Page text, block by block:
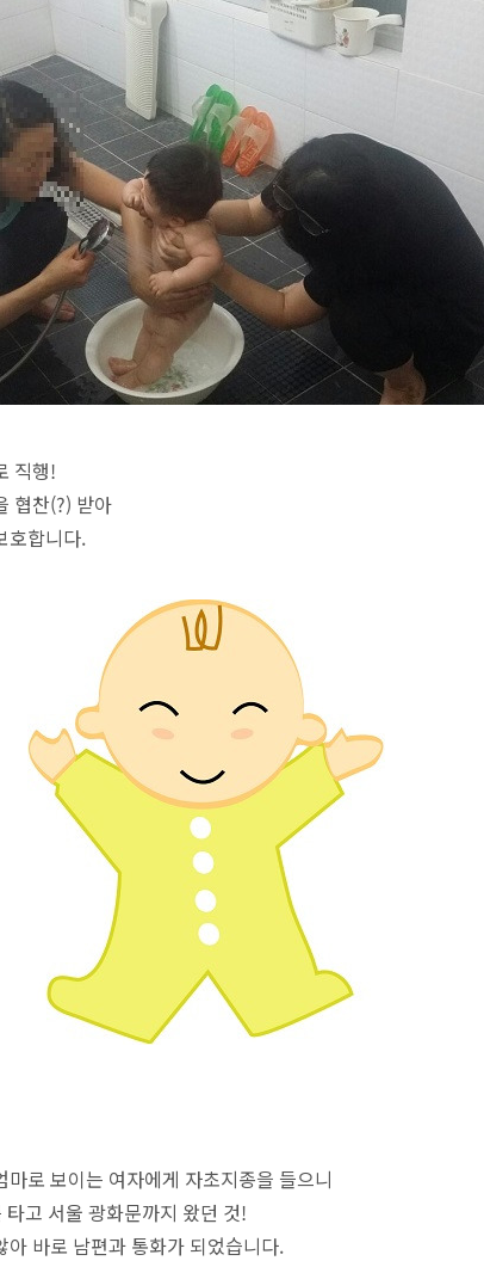
직행!
협찬(?) 받아
호합니다.
로 보이는 여자에게 자초지종을 들으니
고 서울 광화문까지 왔던 것!
바로 남편과 통화가 되었습니다.